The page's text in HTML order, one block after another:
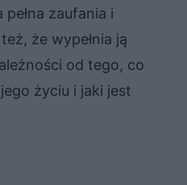
zaufania i
że wypełnia ją
od tego, co
życiu i jaki jest